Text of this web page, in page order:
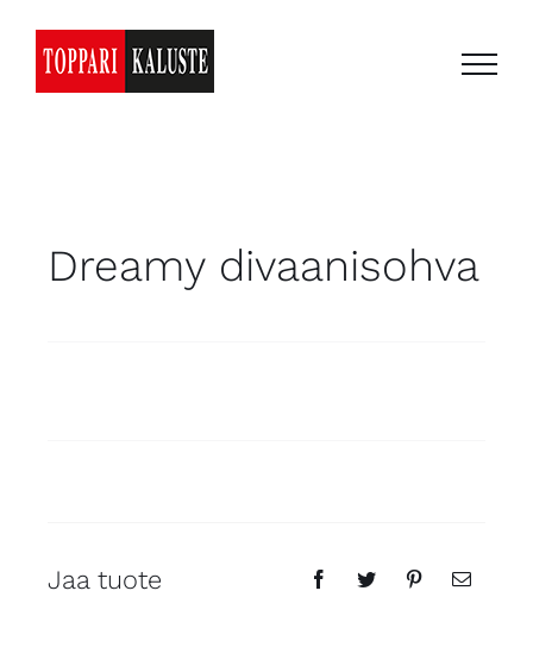
content
Dreamy divaanisohva
Jaa tuote